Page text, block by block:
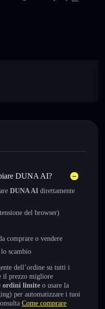
DUNA AI?
DUNA AI direttamente
del browser)
comprare o vendere
scambio
dell’ordine su tutti i
il prezzo migliore
ordini limite o usare la
per automatizzare i tuoi
Come comprare